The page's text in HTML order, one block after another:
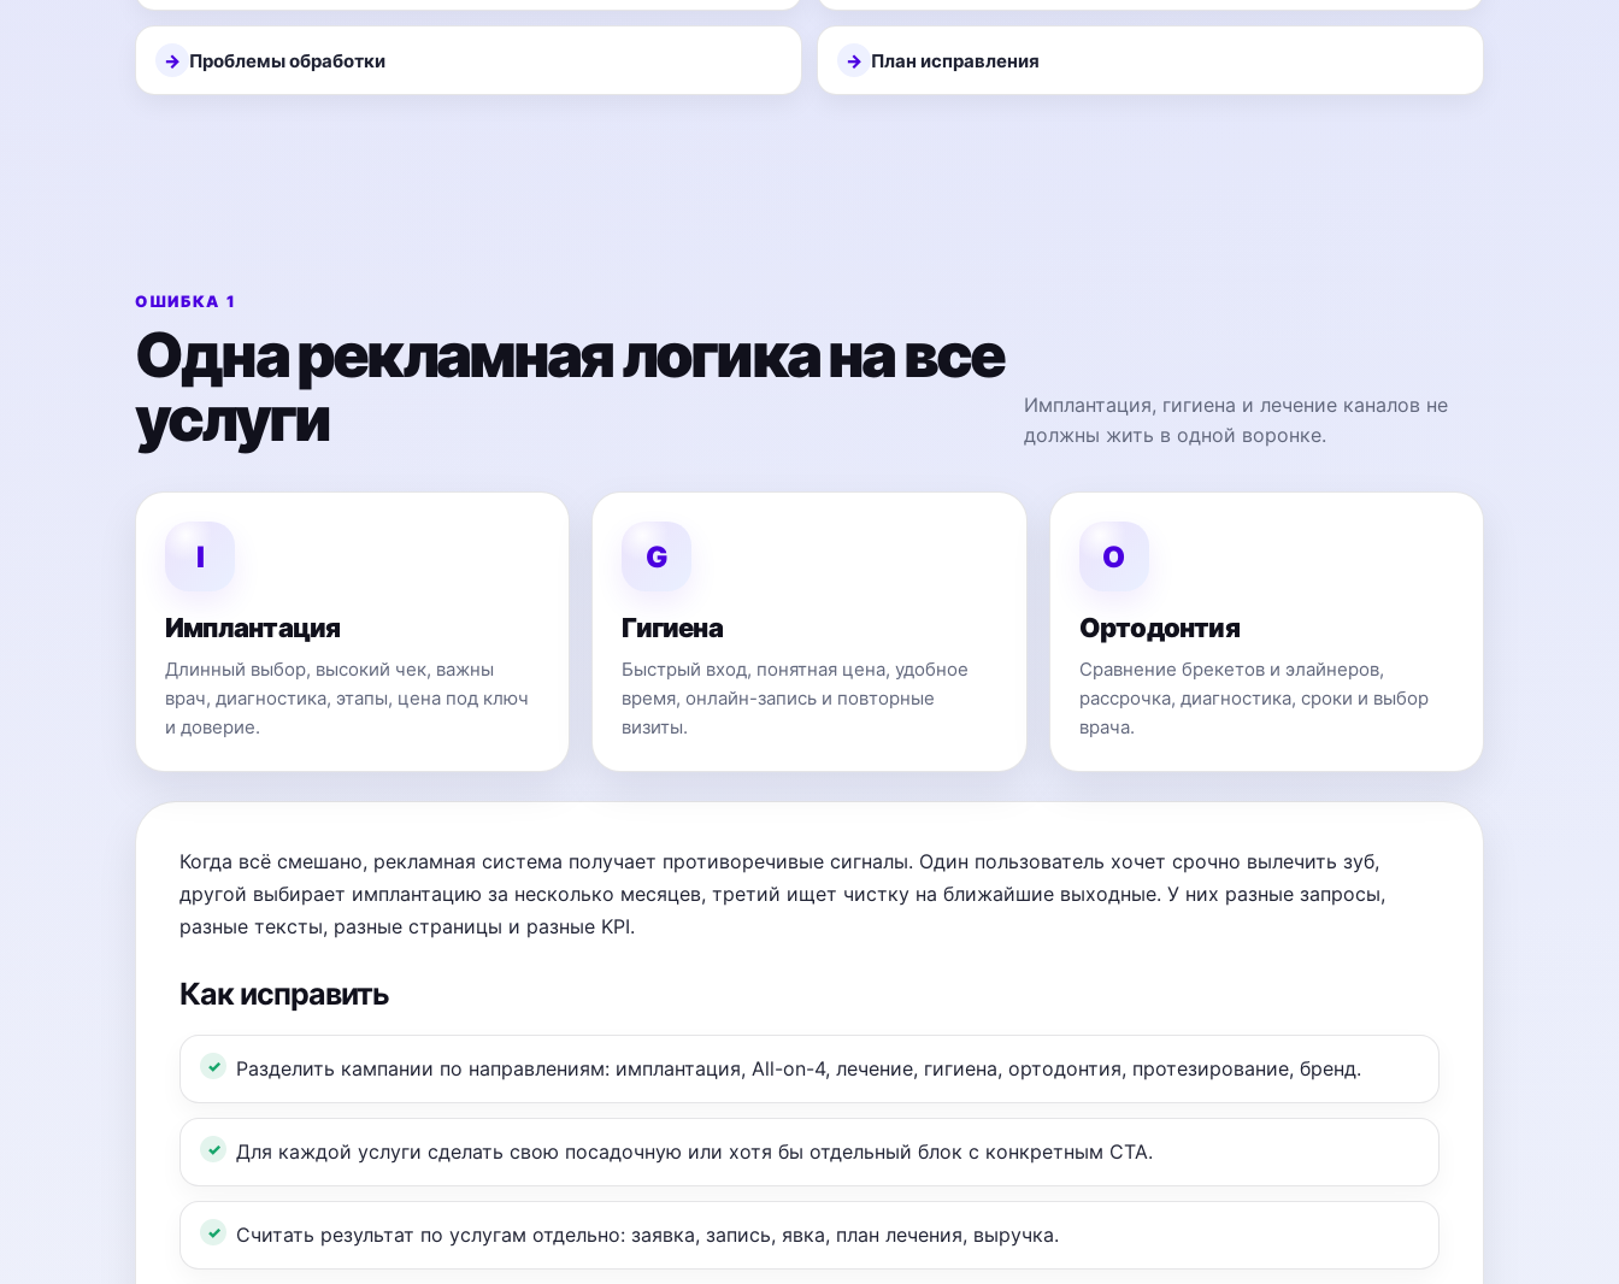
Проблемы обработки План исправления
ОШИБКА 1
Одна рекламная логика на все
услуги
Имплантация, гигиена и лечение каналов не
должны жить в одной воронке.
I
Имплантация
Длинный выбор, высокий чек, важны
врач, диагностика, этапы, цена под ключ
и доверие.
G
Гигиена
Быстрый вход, понятная цена, удобное
время, онлайн-запись и повторные
визиты.
O
Ортодонтия
Сравнение брекетов и элайнеров,
рассрочка, диагностика, сроки и выбор
врача.
Когда всё смешано, рекламная система получает противоречивые сигналы. Один пользователь хочет срочно вылечить зуб,
другой выбирает имплантацию за несколько месяцев, третий ищет чистку на ближайшие выходные. У них разные запросы,
разные тексты, разные страницы и разные KPI.
Как исправить
Разделить кампании по направлениям: имплантация, All-on-4, лечение, гигиена, ортодонтия, протезирование, бренд.
Для каждой услуги сделать свою посадочную или хотя бы отдельный блок с конкретным CTA.
Считать результат по услугам отдельно: заявка, запись, явка, план лечения, выручка.